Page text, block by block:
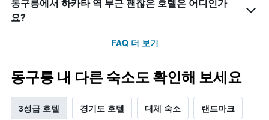
동구릉에서 하카타 역 부근 괜찮은 호텔은 어디인가
요?
FAQ 더 보기
동구릉 내 다른 숙소도 확인해 보세요
3성급 호텔 경기도 호텔 대체 숙소 랜드마크